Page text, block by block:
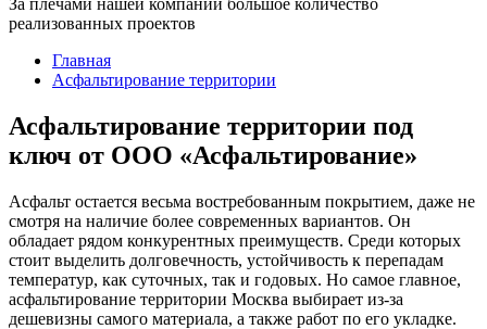
реализованных проектов
Главная
Асфальтирование территории
Асфальтирование территории под
ключ от ООО «Асфальтирование»
Асфальт остается весьма востребованным покрытием, даже не
смотря на наличие более современных вариантов. Он
обладает рядом конкурентных преимуществ. Среди которых
стоит выделить долговечность, устойчивость к перепадам
температур, как суточных, так и годовых. Но самое главное,
асфальтирование территории Москва выбирает из-за
дешевизны самого материала, а также работ по его укладке.